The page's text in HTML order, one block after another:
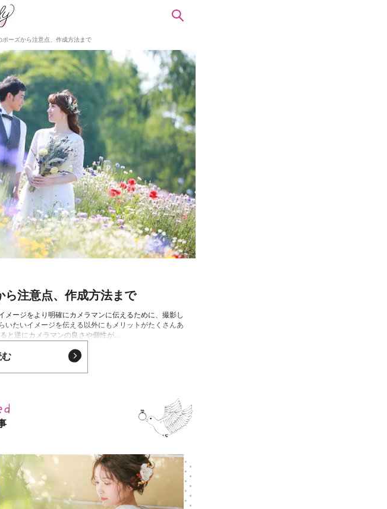
ーズから注意点、作成方法まで
ら注意点、作成方法まで
ージをより明確にカメラマンに伝えるために、撮影し
たいイメージを伝える以外にもメリットがたくさんあ
と逆にカメラマンの良さや個性が...
む